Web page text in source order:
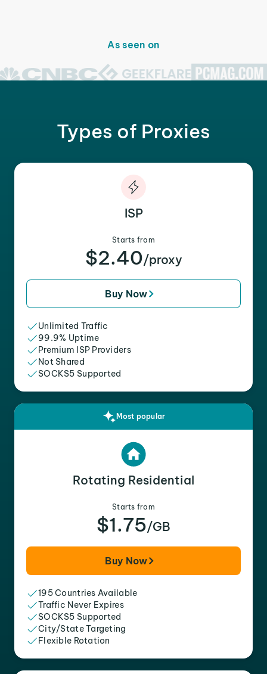
As seen on
Types of Proxies
ISP
Starts from
$2.40/proxy
Buy Now
Unlimited Traffic
99.9% Uptime
Premium ISP Providers
Not Shared
SOCKS5 Supported
Most popular
Rotating Residential
Starts from
$1.75/GB
Buy Now
195 Countries Available
Traffic Never Expires
SOCKS5 Supported
City/State Targeting
Flexible Rotation